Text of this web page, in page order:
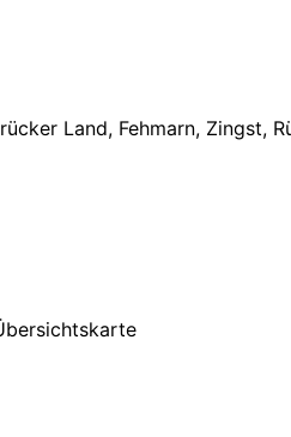
Land, Fehmarn, Zingst,